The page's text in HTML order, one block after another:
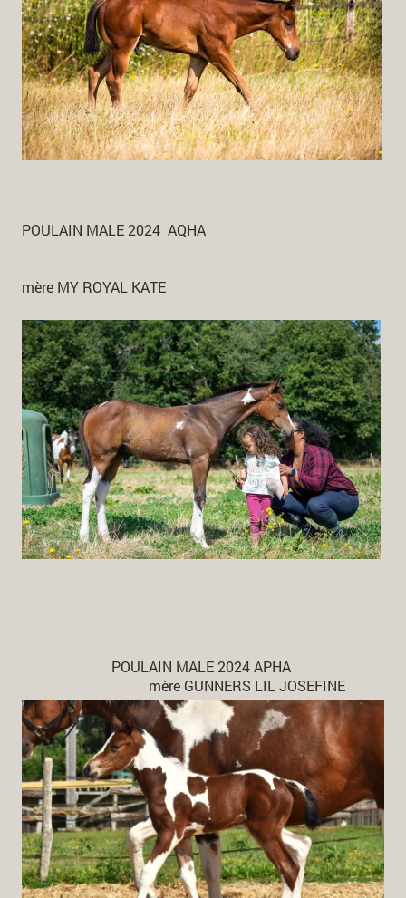
POULAIN MALE 2024 AQHA
mère MY ROYAL KATE
POULAIN MALE 2024 APHA
mère GUNNERS LIL JOSEFINE